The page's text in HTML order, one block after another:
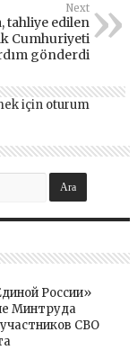
Next
tahliye edilen
Cumhuriyeti
gönderdi
için oturum
России»
Минтруда
СВО